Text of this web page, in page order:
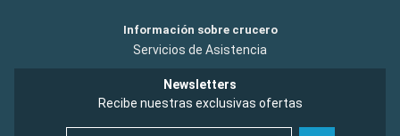
Información sobre crucero
Servicios de Asistencia
Newsletters
Recibe nuestras exclusivas ofertas